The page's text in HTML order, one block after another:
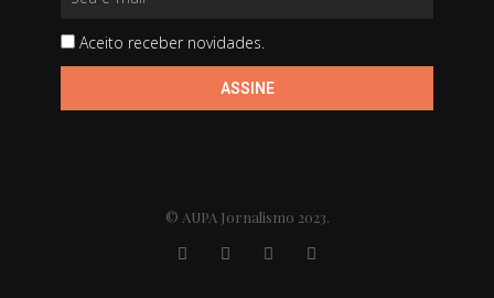
Aceito receber novidades.
ASSINE
© AUPA Jornalismo 2023.